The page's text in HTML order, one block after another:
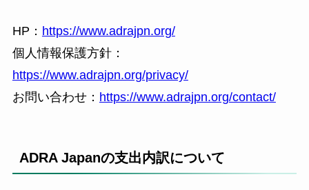
HP： https://www.adrajpn.org/
個人情報保護方針：
https://www.adrajpn.org/privacy/
お問い合わせ： https://www.adrajpn.org/contact/
ADRA Japanの支出内訳について